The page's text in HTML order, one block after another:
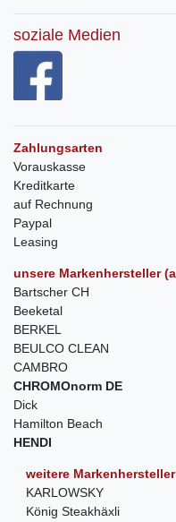
soziale Medien
Zahlungsarten
Vorauskasse
Kreditkarte
auf Rechnung
Paypal
Leasing
unsere Markenhersteller
Bartscher CH
Beeketal
BERKEL
BEULCO CLEAN
CAMBRO
CHROMOnorm DE
Dick
Hamilton Beach
HENDI
weitere Markenhersteller
KARLOWSKY
König Steakhäxli